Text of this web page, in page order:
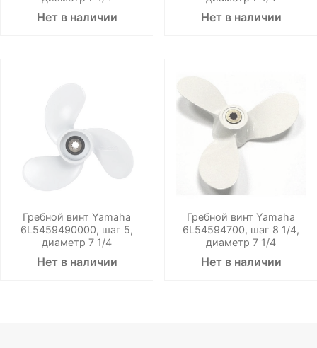
Нет в наличии Нет в наличии
Гребной винт Yamaha
6L5459490000, шаг 5,
диаметр 7 1/4
Нет в наличии
Гребной винт Yamaha
6L54594700, шаг 8 1/4,
диаметр 7 1/4
Нет в наличии